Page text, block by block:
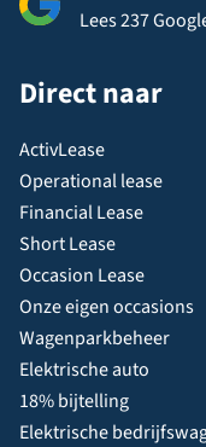
Lees 237
Direct naar
ActivLease
Operational lease
Financial Lease
Short Lease
Occasion Lease
Onze eigen occasions
Wagenparkbeheer
Elektrische auto
18% bijtelling
Elektrische